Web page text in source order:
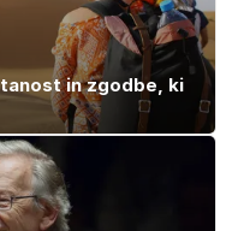
in zgodbe, ki